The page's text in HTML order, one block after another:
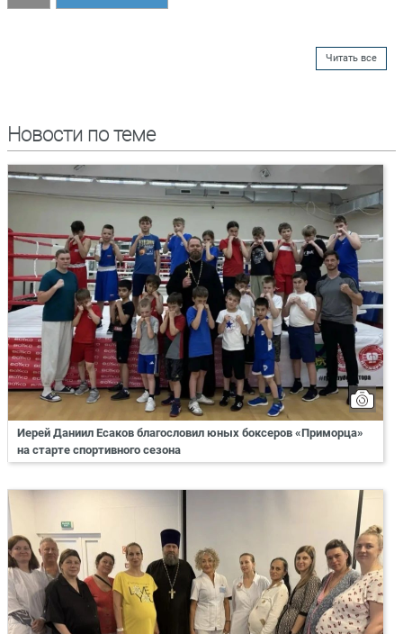
Читать все
Новости по теме
Иерей Даниил Есаков благословил юных боксеров «Приморца»
на старте спортивного сезона